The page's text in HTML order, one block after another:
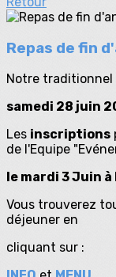
Repas de fin
Notre traditionnel
samedi 28 juin
Les inscriptions
de l'Equipe
le mardi 3 Juin
Vous trouverez
déjeuner en
cliquant sur :